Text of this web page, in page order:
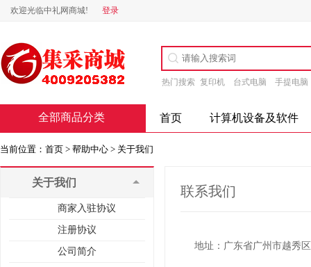
欢迎光临中礼网商城! 登录
热门搜索 复印机 台式电脑 手提电脑
全部商品分类 首页 计算机设备及软件
当前位置： 首页 > 帮助中心 > 关于我们
关于我们
商家入驻协议
注册协议
公司简介
联系我们
地址：广东省广州市越秀